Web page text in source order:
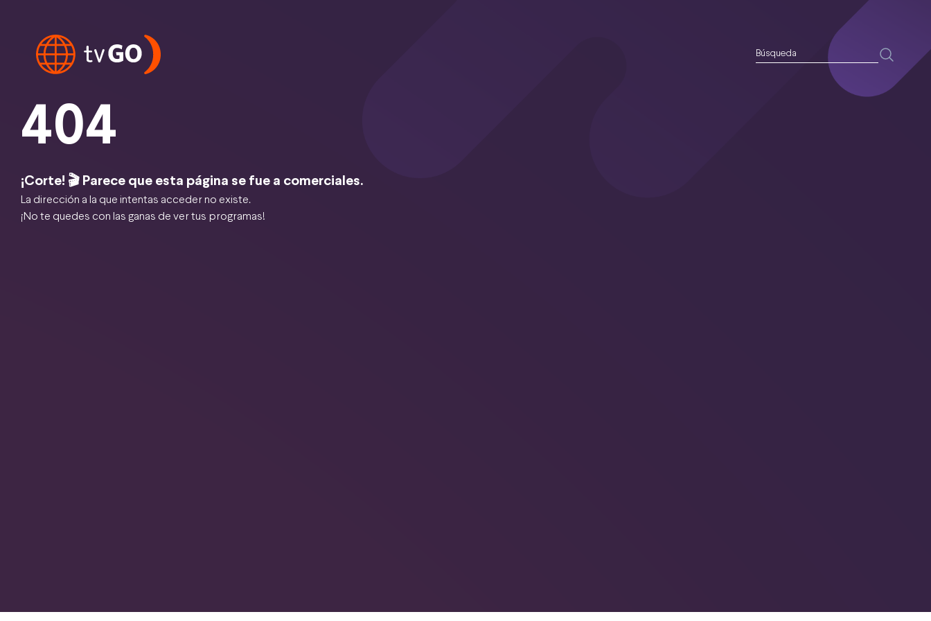
404
¡Corte! 🎬 Parece que esta página se fue a comerciales.
La dirección a la que intentas acceder no existe.
¡No te quedes con las ganas de ver tus programas!